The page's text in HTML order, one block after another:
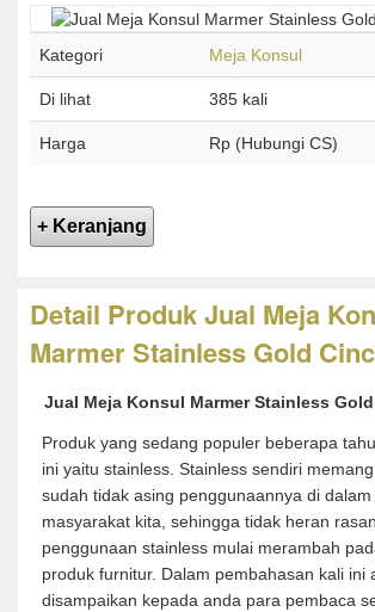
Kategori Meja Konsul
Di lihat 385 kali
Harga Rp (Hubungi CS)
Detail Produk Jual Meja
Marmer Stainless Gold
Jual Meja Konsul Marmer Stainless
Produk yang sedang populer beberapa
ini yaitu stainless. Stainless sendiri
sudah tidak asing penggunaannya di
masyarakat kita, sehingga tidak heran
penggunaan stainless mulai merambah
produk furnitur. Dalam pembahasan kali ini
disampaikan kepada anda para pembaca